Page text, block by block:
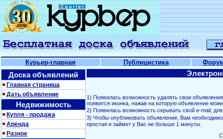
Курьер-главная Публицистика
Доска объявлений
Главная страница
Дать объявление
Недвижимость
Купля - продажа
Аренда
Разное
1) Появилась возможность удалять свои
появится иконка, нажав на которую объявление
2) Появилась возможность скрывать свой е-mail,
3) Чтобы опубликовать объявление, Вам
простая и займет у Вас не больше 1 минуты.